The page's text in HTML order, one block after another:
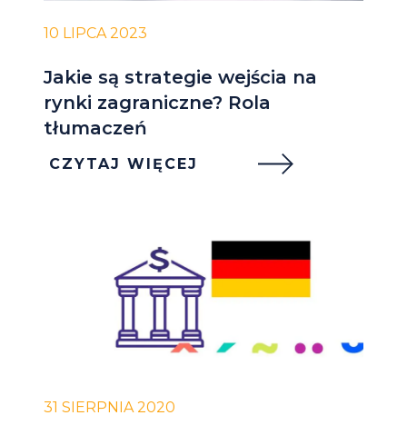
10 LIPCA 2023
Jakie są strategie wejścia na
rynki zagraniczne? Rola
tłumaczeń
CZYTAJ WIĘCEJ
31 SIERPNIA 2020